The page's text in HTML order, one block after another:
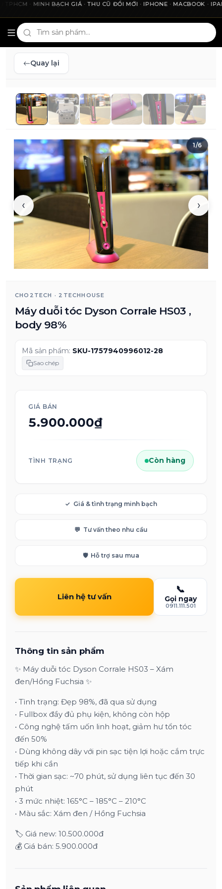
Cho2Tech và 2Techhouse — chợ công nghệ uy tín tại
· MINH BẠCH GIÁ · THU CŨ ĐỔI MỚI · IPHONE · MACBOOK · IPAD
Quay lại
‹ ›
1/6
CHO2TECH · 2TECHHOUSE
Máy duỗi tóc Dyson Corrale HS03 ,
body 98%
Mã sản phẩm: SKU-1757940996012-28
Sao chép
GIÁ BÁN
5.900.000₫
TÌNH TRẠNG Còn hàng
✓ Giá & tình trạng minh bạch
💬 Tư vấn theo nhu cầu
🛡️ Hỗ trợ sau mua
Liên hệ tư vấn
📞
Gọi ngay
0911.111.501
Thông tin sản phẩm
✨ Máy duỗi tóc Dyson Corrale HS03 – Xám
đen/Hồng Fuchsia ✨
• Tình trạng: Đẹp 98%, đã qua sử dụng
• Fullbox đầy đủ phụ kiện, không còn hộp
• Công nghệ tấm uốn linh hoạt, giảm hư tổn tóc
đến 50%
• Dùng không dây với pin sạc tiện lợi hoặc cắm trực
tiếp khi cần
• Thời gian sạc: ~70 phút, sử dụng liên tục đến 30
phút
• 3 mức nhiệt: 165°C – 185°C – 210°C
• Màu sắc: Xám đen / Hồng Fuchsia
🏷 Giá new: 10.500.000đ
💰 Giá bán: 5.900.000đ